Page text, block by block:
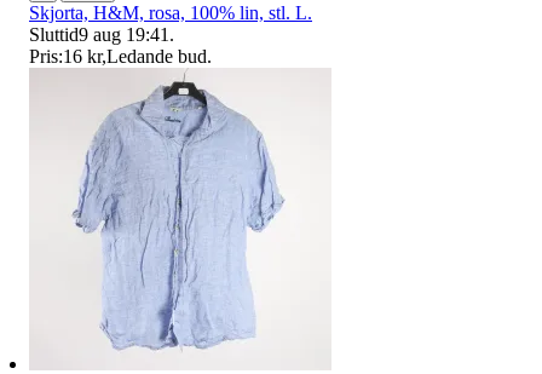
Skjorta, H&M, rosa, 100% lin, stl. L.
Sluttid9 aug 19:41 .
Pris:16 kr,Ledande bud.